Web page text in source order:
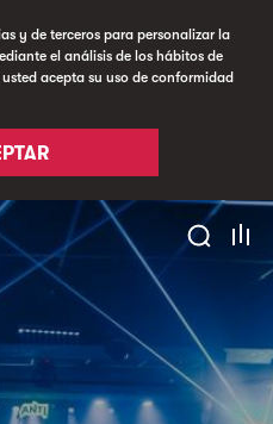
y de terceros para personalizar la
el análisis de los hábitos de
acepta su uso de conformidad